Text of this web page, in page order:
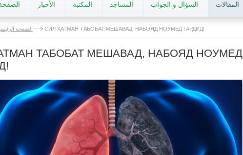
الأخبار المكتبة المساجد السؤال و الجواب المقالات
الصفحة СИЛ ҲАТМАН ТАБОБАТ МЕШАВАД, НАБОЯД НОУМЕД ГАРДИД!
ТАБОБАТ МЕШАВАД, НАБОЯД НОУМЕД